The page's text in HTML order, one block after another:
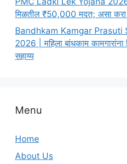
मिळतील ₹50,000 मदत; असा
Bandhkam Kamgar Prasuti
2026 | महिला बांधकाम
सहाय्य
Menu
Home
About Us